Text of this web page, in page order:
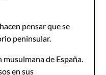
pensar que se
peninsular.
de España.
en sus